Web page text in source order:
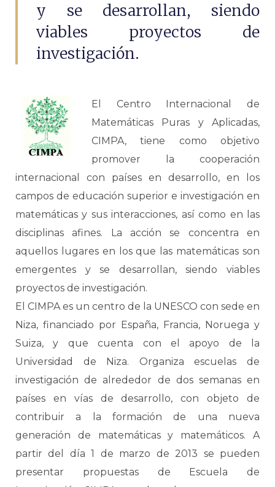
y se desarrollan, siendo
viables proyectos de
investigación.
El Centro Internacional de
Matemáticas Puras y Aplicadas,
CIMPA, tiene como objetivo
promover la cooperación
internacional con países en desarrollo, en los
campos de educación superior e investigación en
matemáticas y sus interacciones, así como en las
disciplinas afines. La acción se concentra en
aquellos lugares en los que las matemáticas son
emergentes y se desarrollan, siendo viables
proyectos de investigación.
El CIMPA es un centro de la UNESCO con sede en
Niza, financiado por España, Francia, Noruega y
Suiza, y que cuenta con el apoyo de la
Universidad de Niza. Organiza escuelas de
investigación de alrededor de dos semanas en
países en vías de desarrollo, con objeto de
contribuir a la formación de una nueva
generación de matemáticas y matemáticos. A
partir del día 1 de marzo de 2013 se pueden
presentar propuestas de Escuela de